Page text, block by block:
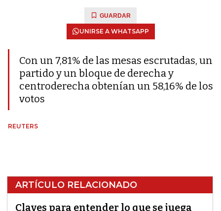
GUARDAR
UNIRSE A WHATSAPP
Con un 7,81% de las mesas escrutadas, un
partido y un bloque de derecha y
centroderecha obtenían un 58,16% de los
votos
REUTERS
ARTÍCULO RELACIONADO
Claves para entender lo que se juega